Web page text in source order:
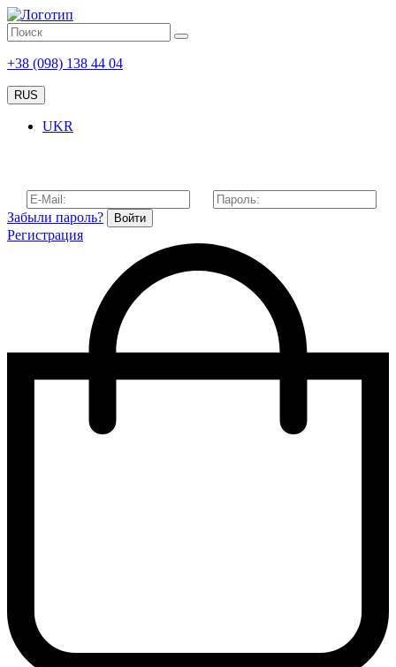
+38 (098) 138 44 04
RUS
UKR
Забыли пароль? Войти
Регистрация